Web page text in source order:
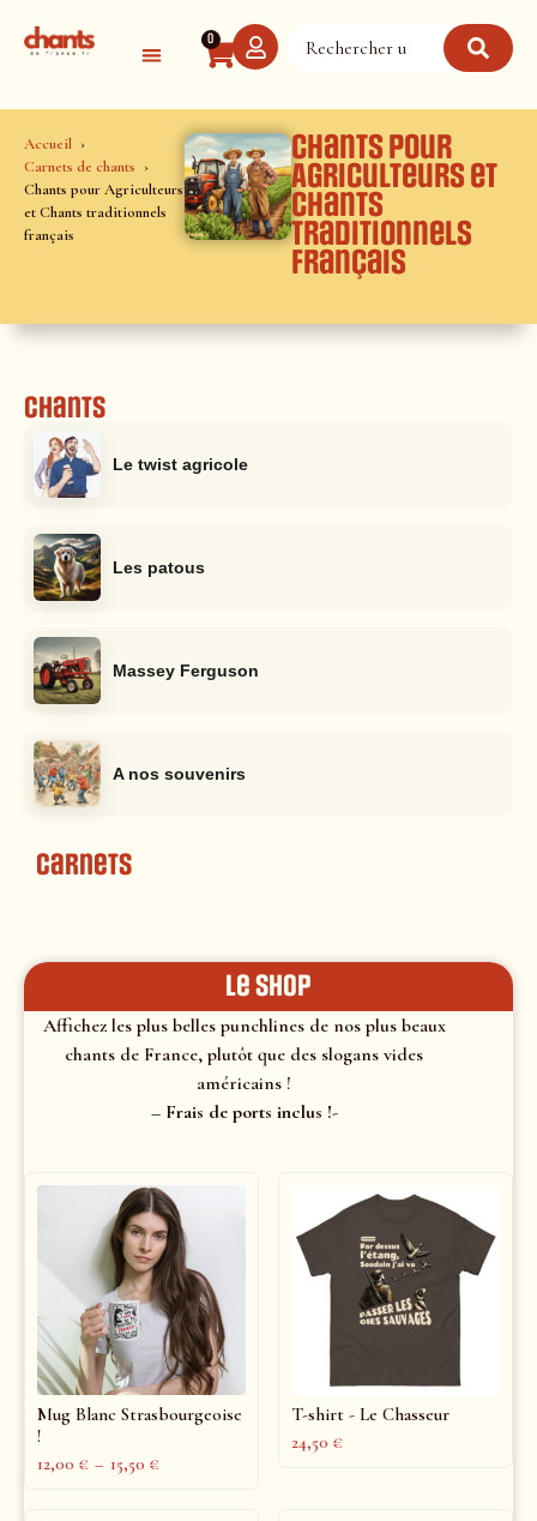
0
Accueil
Carnets de chants
Chants pour Agriculteurs
et Chants traditionnels
français
Chants pour
Agriculteurs et
Chants
traditionnels
français
Chants
Le twist agricole
Les patous
Massey Ferguson
A nos souvenirs
Carnets
le shop
Affichez les plus belles punchlines de nos plus beaux
chants de France, plutôt que des slogans vides
américains !
– Frais de ports inclus !-
Mug Blanc Strasbourgeoise
!
12,00 € – 15,50 €
T-shirt - Le Chasseur
24,50 €